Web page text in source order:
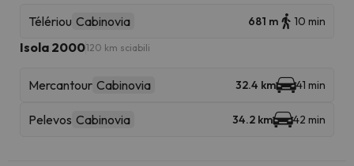
Télériou Cabinovia 681 m 10 min
Isola 2000120 km sciabili
Mercantour Cabinovia 32.4 km 41 min
Pelevos Cabinovia 34.2 km 42 min